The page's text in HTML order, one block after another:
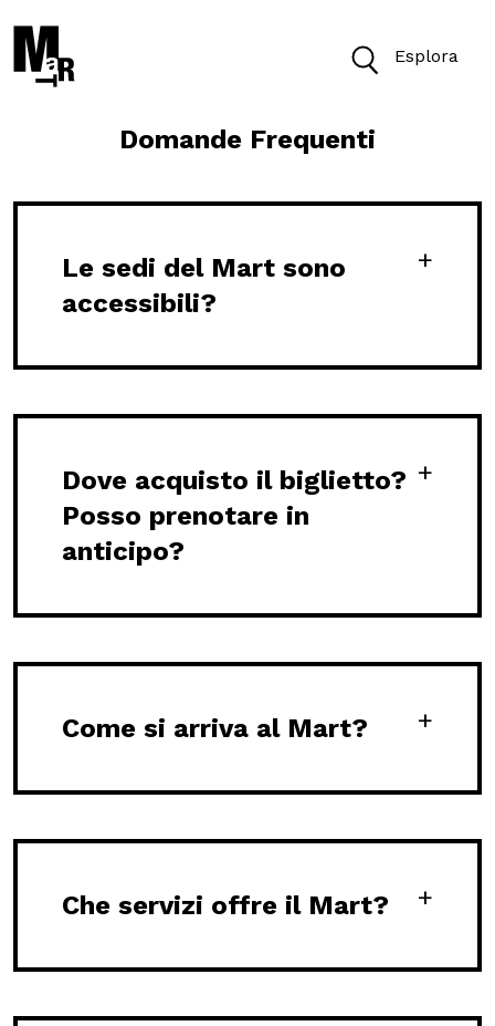
Esplora
Oggi il Museo è chiuso.
Biglietti
VISITA
ACCESSIBILITÀ
MOSTRE ED EVENTI
OPERE E ARCHIVI
Stampa
Aziende
Famiglie
Domande Frequenti
Le sedi del Mart sono
accessibili?
Dove acquisto il biglietto?
Posso prenotare in
anticipo?
Come si arriva al Mart?
Che servizi offre il Mart?